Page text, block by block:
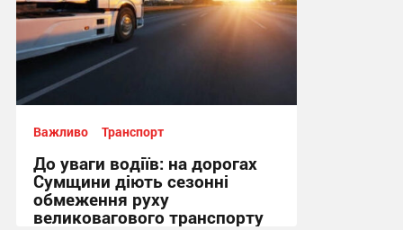
Важливо Транспорт
До уваги водіїв: на дорогах
Сумщини діють сезонні
обмеження руху
великовагового транспорту